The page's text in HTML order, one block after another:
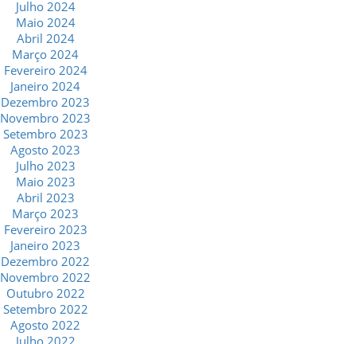
Julho 2024
Maio 2024
Abril 2024
Março 2024
Fevereiro 2024
Janeiro 2024
Dezembro 2023
Novembro 2023
Setembro 2023
Agosto 2023
Julho 2023
Maio 2023
Abril 2023
Março 2023
Fevereiro 2023
Janeiro 2023
Dezembro 2022
Novembro 2022
Outubro 2022
Setembro 2022
Agosto 2022
Julho 2022